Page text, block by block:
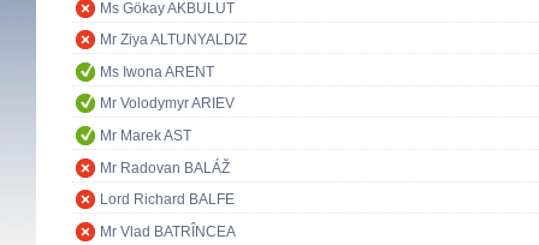
Ms Gökay AKBULUT
Mr Ziya ALTUNYALDIZ
Ms Iwona ARENT
Mr Volodymyr ARIEV
Mr Marek AST
Mr Radovan BALÁŽ
Lord Richard BALFE
Mr Vlad BATRÎNCEA